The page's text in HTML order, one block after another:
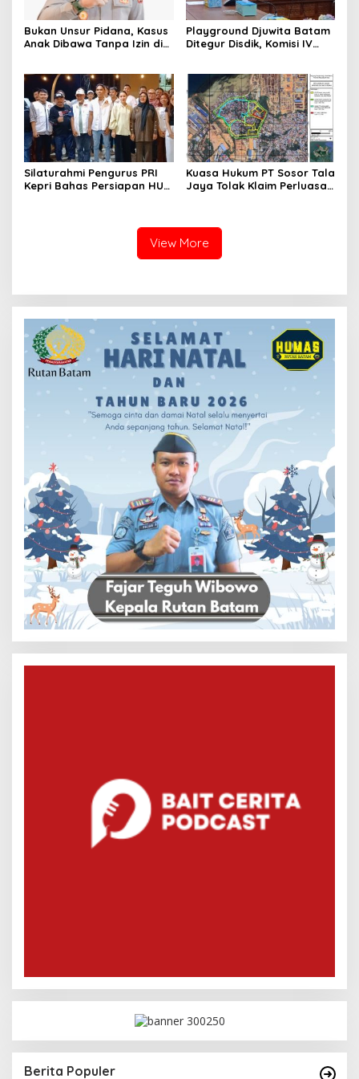
Bukan Unsur Pidana, Kasus
Anak Dibawa Tanpa Izin di
Playground Djuwita Batam
Ditegur Disdik, Komisi IV
Silaturahmi Pengurus PRI
Kepri Bahas Persiapan HUT
Kuasa Hukum PT Sosor Tala
Jaya Tolak Klaim Perluasan
View More
Berita Populer